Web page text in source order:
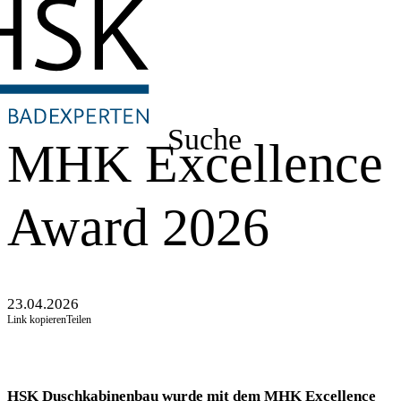
Suche
MHK Excellence
Award 2026
23.04.2026
Link kopierenTeilen
HSK Duschkabinenbau wurde mit dem MHK Excellence